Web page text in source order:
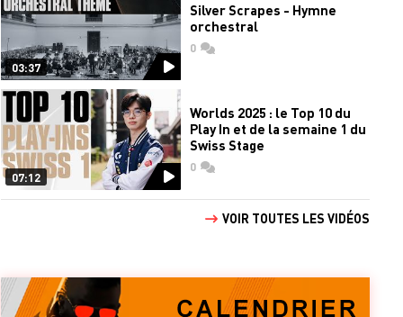
03:37
Silver Scrapes - Hymne
orchestral
0commentaires
07:12
Worlds 2025 : le Top 10 du
Play In et de la semaine 1 du
Swiss Stage
0commentaires
VOIR TOUTES LES VIDÉOS